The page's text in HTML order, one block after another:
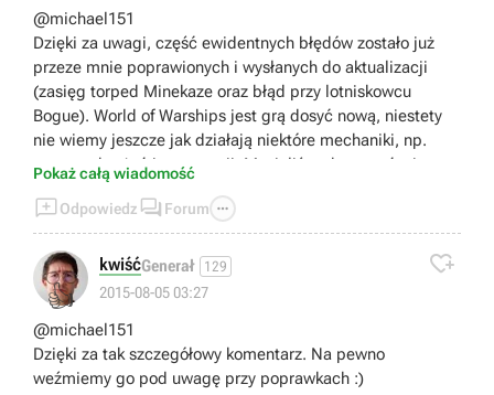
@michael151
Dzięki za uwagi, część ewidentnych błędów zostało już
przeze mnie poprawionych i wysłanych do aktualizacji
(zasięg torped Minekaze oraz błąd przy lotniskowcu
Bogue). World of Warships jest grą dosyć nową, niestety
nie wiemy jeszcze jak działają niektóre mechaniki, np.
system obrażeń i penetracji. Musieliśmy bazować więc na
dużej ogólności. Poradnik ma na celu przede wszystkim
zapoznanie nowych graczy z produkcją, a tym
średniozaawansowanym dać uniwersalne porady na temat
zachowania na polub bitwy różnymi okrętami. W
przyszłości poradnik z pewnością zostanie zaktualizowany
o bardziej zaawansowane mechaniki rządzące grą.
- Co do strzelania z pocisków przeciwpancernych na
maksymalnych dystansach. Owszem, pocisk trafiający w
przeciwnika prawdopodobnie przebije wtedy pancerz i
Pokaż całą wiadomość
Odpowiedz  Forum 
👍
kwiśćGenerał 129
2015-08-05 03:27

@michael151
Dzięki za tak szczegółowy komentarz. Na pewno
weźmiemy go pod uwagę przy poprawkach :)